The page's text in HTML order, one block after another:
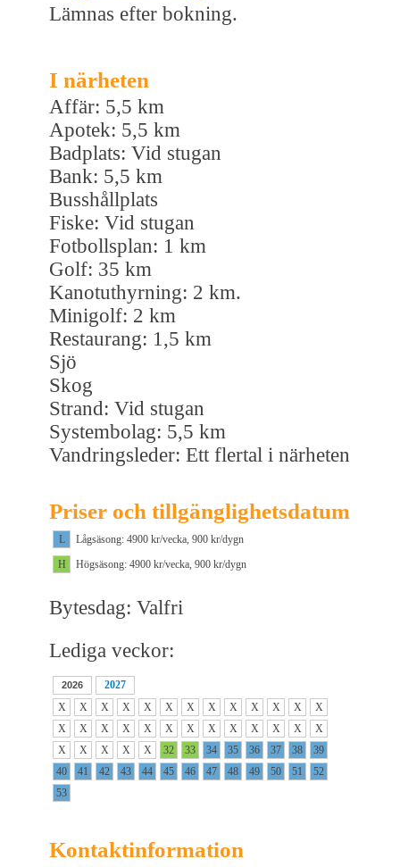
Lämnas efter bokning.
I närheten
Affär: 5,5 km
Apotek: 5,5 km
Badplats: Vid stugan
Bank: 5,5 km
Busshållplats
Fiske: Vid stugan
Fotbollsplan: 1 km
Golf: 35 km
Kanotuthyrning: 2 km.
Minigolf: 2 km
Restaurang: 1,5 km
Sjö
Skog
Strand: Vid stugan
Systembolag: 5,5 km
Vandringsleder: Ett flertal i närheten
Priser och tillgänglighetsdatum
L
Lågsäsong: 4900 kr/vecka, 900 kr/dygn
H
Högsäsong: 4900 kr/vecka, 900 kr/dygn
Bytesdag: Valfri
Lediga veckor:
2026
2027
X
X X X X X X X X X X X
X
X
X X X X X X X X X X X
X
X
X X X X 32 33 34 35 36 37 38
39
40
41 42 43 44 45 46 47 48 49 50 51
52
53
Kontaktinformation